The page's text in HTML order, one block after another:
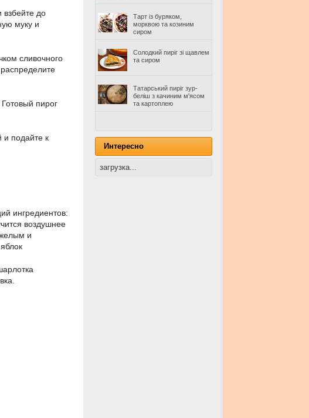
взбейте до
муку и
сливочного
пирог
и подайте к
ингредиентов:
воздушнее
и
Тарт із буряком,
морквою та козиним
сиром
Солодкий пиріг зі щавлем
та сиром
Татарський пиріг зур-
беліш з качиним м'ясом
та картоплею
Интересно
загрузка...